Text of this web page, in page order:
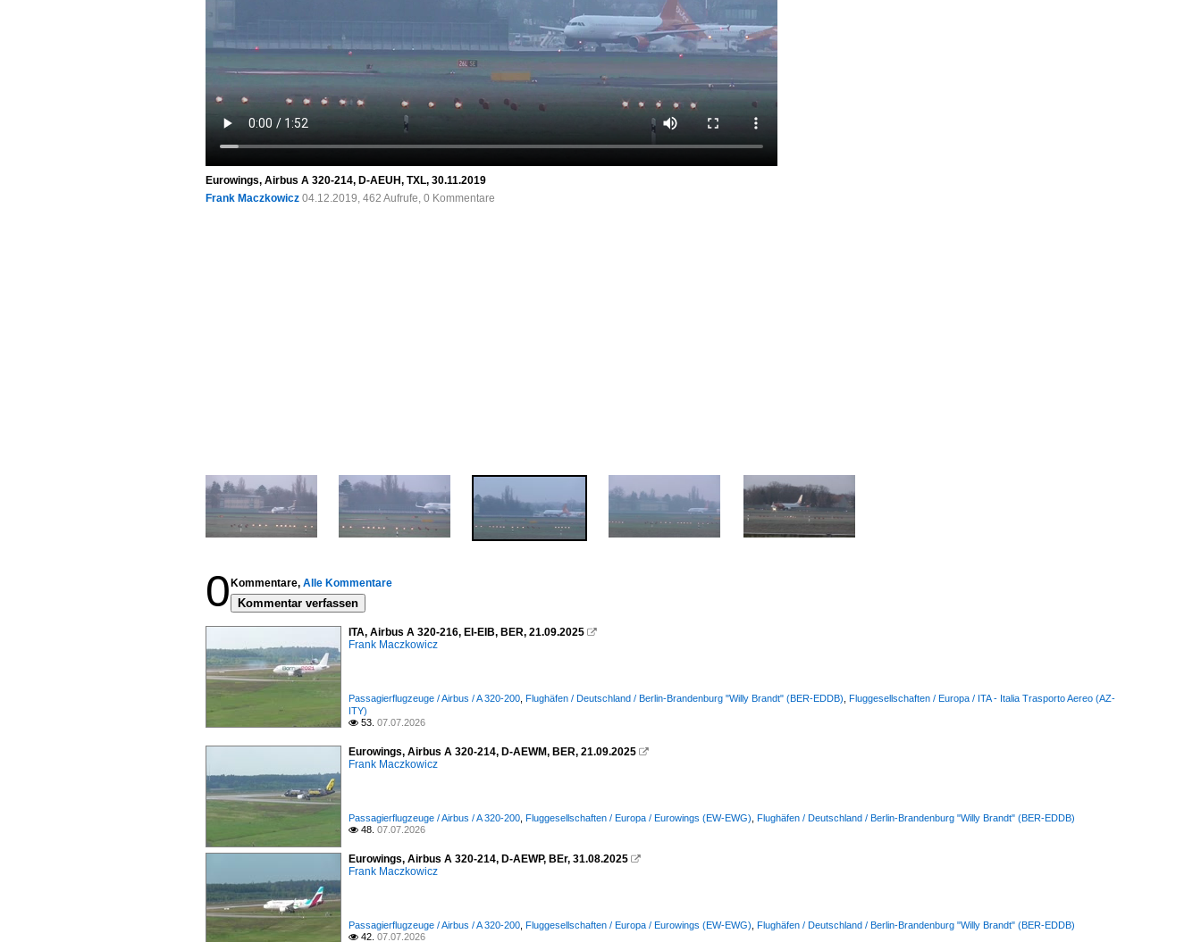
Eurowings, Airbus A 320-214, D-AEUH, TXL, 30.11.2019
Frank Maczkowicz 04.12.2019, 462 Aufrufe, 0 Kommentare
0 Kommentare, Alle Kommentare
Kommentar verfassen
ITA, Airbus A 320-216, EI-EIB, BER, 21.09.2025 
Frank Maczkowicz
Passagierflugzeuge / Airbus / A 320-200 Flughäfen / Deutschland / Berlin-Brandenburg "Willy Brandt" (BER-EDDB) Fluggesellschaften / Europa / ITA - Italia Trasporto Aereo (AZ-
ITY)
 53. 07.07.2026
Eurowings, Airbus A 320-214, D-AEWM, BER, 21.09.2025 
Frank Maczkowicz
Passagierflugzeuge / Airbus / A 320-200 Fluggesellschaften / Europa / Eurowings (EW-EWG) Flughäfen / Deutschland / Berlin-Brandenburg "Willy Brandt" (BER-EDDB)
 48. 07.07.2026
Eurowings, Airbus A 320-214, D-AEWP, BEr, 31.08.2025 
Frank Maczkowicz
Passagierflugzeuge / Airbus / A 320-200 Fluggesellschaften / Europa / Eurowings (EW-EWG) Flughäfen / Deutschland / Berlin-Brandenburg "Willy Brandt" (BER-EDDB)
 42. 07.07.2026